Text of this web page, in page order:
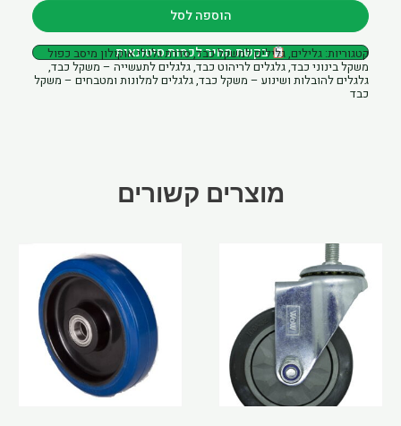
גליל
8"
אוקולון
מיסב
כפול
הוספה לסל
בקשת מחיר לכמות סיטונאית
קטגוריות: גלילים,גלילים למשקל כבד,סדרת גלגלי אוקולון מיסב כפול
משקל בינוני כבד,גלגלים לריהוט כבד,גלגלים לתעשייה – משקל כבד,
גלגלים להובלות ושינוע – משקל כבד,גלגלים למלונות ומטבחים – משקל
כבד
מוצרים קשורים
יש
מספר
סוגים.
ניתן
לבחור
את
₪28.08
through
₪38.61
זה
יש
מספר
סוגים.
ניתן
לבחור
את